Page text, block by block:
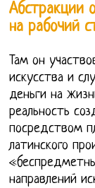
Абстракции
на рабочий
Там он
искусства и
деньги на
реальность
посредством
латинского
направлений